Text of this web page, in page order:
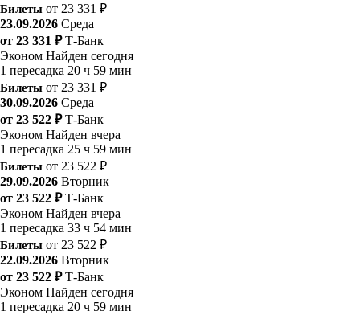
Билеты от 23 331 ₽
23.09.2026 Среда
от 23 331 ₽ Т-Банк
Эконом Найден сегодня
1 пересадка 20 ч 59 мин
Билеты от 23 331 ₽
30.09.2026 Среда
от 23 522 ₽ Т-Банк
Эконом Найден вчера
1 пересадка 25 ч 59 мин
Билеты от 23 522 ₽
29.09.2026 Вторник
от 23 522 ₽ Т-Банк
Эконом Найден вчера
1 пересадка 33 ч 54 мин
Билеты от 23 522 ₽
22.09.2026 Вторник
от 23 522 ₽ Т-Банк
Эконом Найден сегодня
1 пересадка 20 ч 59 мин